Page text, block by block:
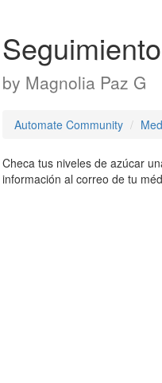
by Magnolia Paz G
Automate Community
Checa tus niveles de azúcar
información al correo de tu